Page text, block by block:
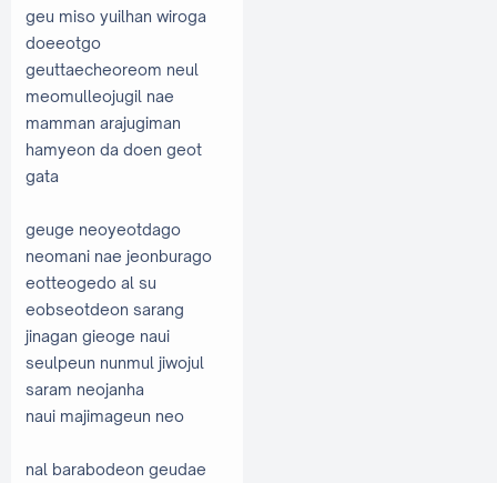
geu miso yuilhan wiroga
doeeotgo
geuttaecheoreom neul
meomulleojugil nae
mamman arajugiman
hamyeon da doen geot
gata
geuge neoyeotdago
neomani nae jeonburago
eotteogedo al su
eobseotdeon sarang
jinagan gieoge naui
seulpeun nunmul jiwojul
saram neojanha
naui majimageun neo
nal barabodeon geudae